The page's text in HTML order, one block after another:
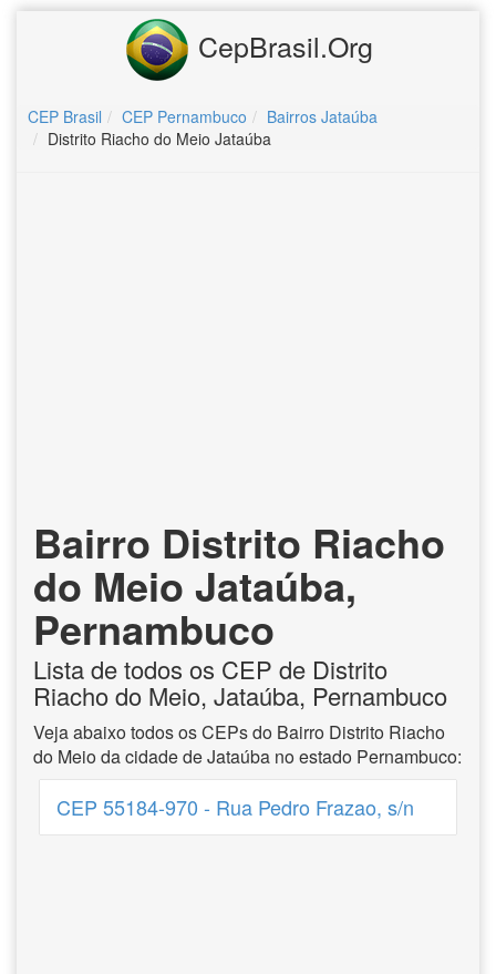
CepBrasil.Org
CEP Brasil CEP Pernambuco
Bairros Jataúba
Distrito Riacho do Meio Jataúba
Bairro Distrito Riacho
do Meio Jataúba,
Pernambuco
Lista de todos os CEP de Distrito
Riacho do Meio, Jataúba, Pernambuco
Veja abaixo todos os CEPs do Bairro Distrito Riacho
do Meio da cidade de Jataúba no estado Pernambuco:
CEP 55184-970 - Rua Pedro Frazao, s/n